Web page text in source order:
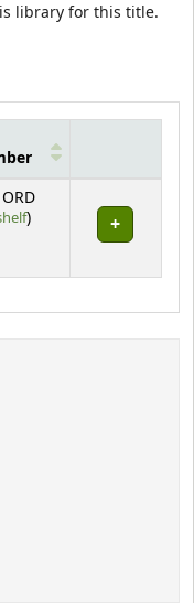
library for this title.
(Opens below)
)